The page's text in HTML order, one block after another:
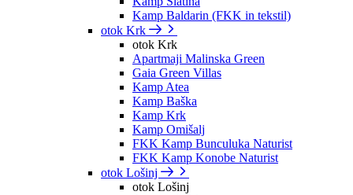
Kamp Baldarin (FKK in tekstil)
otok Krk
otok Krk
Apartmaji Malinska Green
Gaia Green Villas
Kamp Atea
Kamp Baška
Kamp Krk
Kamp Omišalj
FKK Kamp Bunculuka Naturist
FKK Kamp Konobe Naturist
otok Lošinj
otok Lošinj